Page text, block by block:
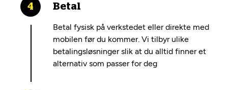
Betal
Betal fysisk på verkstedet eller direkte med
mobilen før du kommer. Vi tilbyr ulike
betalingsløsninger slik at du alltid finner et
alternativ som passer for deg